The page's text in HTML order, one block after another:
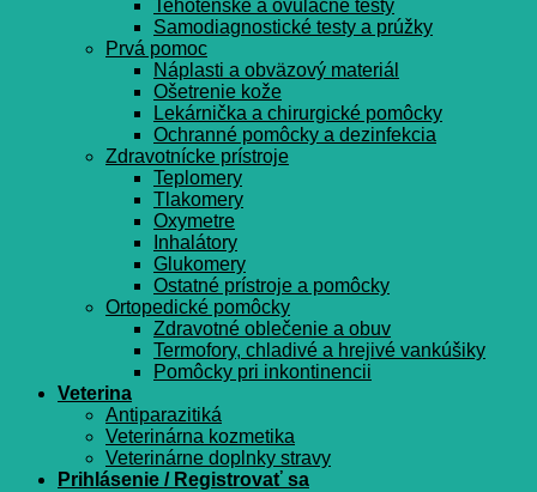
Tehotenské a ovulačné testy
Samodiagnostické testy a prúžky
Prvá pomoc
Náplasti a obväzový materiál
Ošetrenie kože
Lekárnička a chirurgické pomôcky
Ochranné pomôcky a dezinfekcia
Zdravotnícke prístroje
Teplomery
Tlakomery
Oxymetre
Inhalátory
Glukomery
Ostatné prístroje a pomôcky
Ortopedické pomôcky
Zdravotné oblečenie a obuv
Termofory, chladivé a hrejivé vankúšiky
Pomôcky pri inkontinencii
Veterina
Antiparazitiká
Veterinárna kozmetika
Veterinárne doplnky stravy
Prihlásenie / Registrovať sa